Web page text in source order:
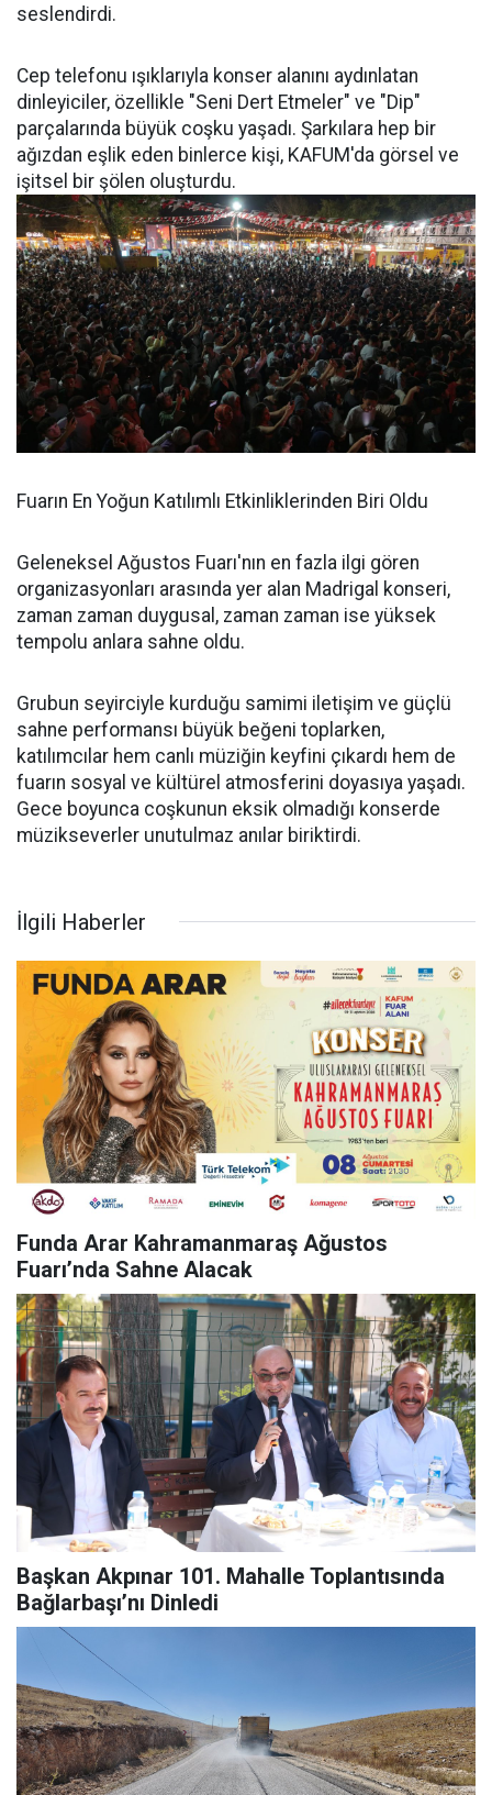
seslendirdi.
Cep telefonu ışıklarıyla konser alanını aydınlatan
dinleyiciler, özellikle "Seni Dert Etmeler" ve "Dip"
parçalarında büyük coşku yaşadı. Şarkılara hep bir
ağızdan eşlik eden binlerce kişi, KAFUM'da görsel ve
işitsel bir şölen oluşturdu.
Fuarın En Yoğun Katılımlı Etkinliklerinden Biri Oldu
Geleneksel Ağustos Fuarı'nın en fazla ilgi gören
organizasyonları arasında yer alan Madrigal konseri,
zaman zaman duygusal, zaman zaman ise yüksek
tempolu anlara sahne oldu.
Grubun seyirciyle kurduğu samimi iletişim ve güçlü
sahne performansı büyük beğeni toplarken,
katılımcılar hem canlı müziğin keyfini çıkardı hem de
fuarın sosyal ve kültürel atmosferini doyasıya yaşadı.
Gece boyunca coşkunun eksik olmadığı konserde
müzikseverler unutulmaz anılar biriktirdi.
İlgili Haberler
Funda Arar Kahramanmaraş Ağustos
Fuarı’nda Sahne Alacak
Başkan Akpınar 101. Mahalle Toplantısında
Bağlarbaşı’nı Dinledi